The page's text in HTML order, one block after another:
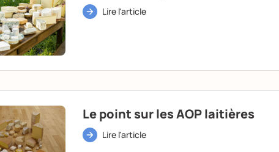
Lire l'article
Le point sur les AOP laitières
Lire l'article